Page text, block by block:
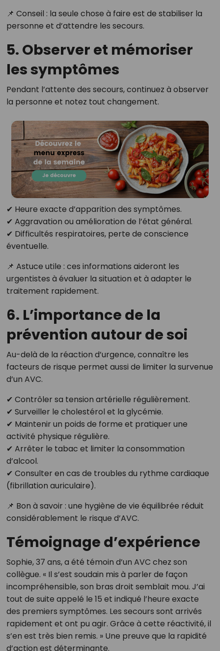
📌 Conseil : la seule chose à faire est de stabiliser la
personne et d’attendre les secours.
5. Observer et mémoriser
les symptômes
Pendant l’attente des secours, continuez à observer
la personne et notez tout changement.
✔ Heure exacte d’apparition des symptômes.
✔ Aggravation ou amélioration de l’état général.
✔ Difficultés respiratoires, perte de conscience
éventuelle.
📌 Astuce utile : ces informations aideront les
urgentistes à évaluer la situation et à adapter le
traitement rapidement.
6. L’importance de la
prévention autour de soi
Au-delà de la réaction d’urgence, connaître les
facteurs de risque permet aussi de limiter la survenue
d’un AVC.
✔ Contrôler sa tension artérielle régulièrement.
✔ Surveiller le cholestérol et la glycémie.
✔ Maintenir un poids de forme et pratiquer une
activité physique régulière.
✔ Arrêter le tabac et limiter la consommation
d’alcool.
✔ Consulter en cas de troubles du rythme cardiaque
(fibrillation auriculaire).
📌 Bon à savoir : une hygiène de vie équilibrée réduit
considérablement le risque d’AVC.
Témoignage d’expérience
Sophie, 37 ans, a été témoin d’un AVC chez son
collègue. « Il s’est soudain mis à parler de façon
incompréhensible, son bras droit semblait mou. J’ai
tout de suite appelé le 15 et indiqué l’heure exacte
des premiers symptômes. Les secours sont arrivés
rapidement et ont pu agir. Grâce à cette réactivité, il
s’en est très bien remis. » Une preuve que la rapidité
d’action est déterminante.